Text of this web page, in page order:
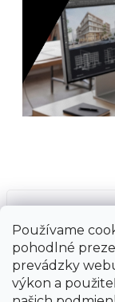
Používame
pohodlné
prevádzky
výkon a